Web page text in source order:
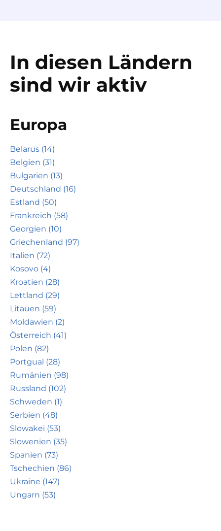
In diesen Ländern
sind wir aktiv
Europa
Belarus (14)
Belgien (31)
Bulgarien (13)
Deutschland (16)
Estland (50)
Frankreich (58)
Georgien (10)
Griechenland (97)
Italien (72)
Kosovo (4)
Kroatien (28)
Lettland (29)
Litauen (59)
Moldawien (2)
Österreich (41)
Polen (82)
Portgual (28)
Rumänien (98)
Russland (102)
Schweden (1)
Serbien (48)
Slowakei (53)
Slowenien (35)
Spanien (73)
Tschechien (86)
Ukraine (147)
Ungarn (53)